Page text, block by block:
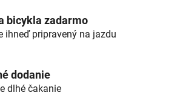
c
i
e
r
v
k
i
e
bicykla zadarmo
ihneď pripravený na jazdu
dodanie
dlhé čakanie